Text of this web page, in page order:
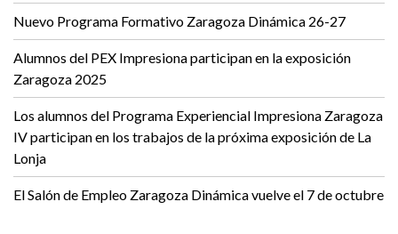
Nuevo Programa Formativo Zaragoza Dinámica 26-27
Alumnos del PEX Impresiona participan en la exposición
Zaragoza 2025
Los alumnos del Programa Experiencial Impresiona Zaragoza
IV participan en los trabajos de la próxima exposición de La
Lonja
El Salón de Empleo Zaragoza Dinámica vuelve el 7 de octubre